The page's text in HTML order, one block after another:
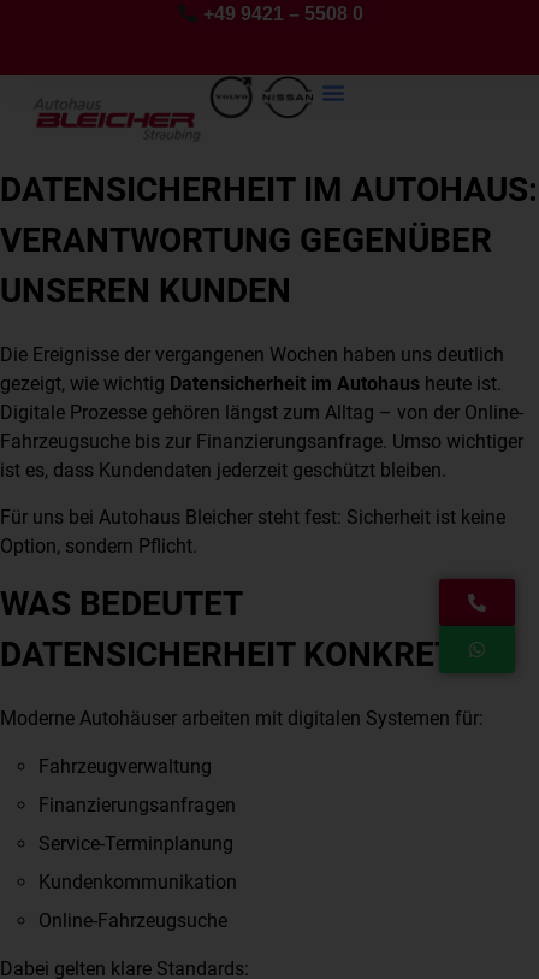
+49 9421 – 5508 0
DATENSICHERHEIT IM AUTOHAUS:
VERANTWORTUNG GEGENÜBER
UNSEREN KUNDEN
Die Ereignisse der vergangenen Wochen haben uns deutlich
gezeigt, wie wichtig Datensicherheit im Autohaus heute ist.
Digitale Prozesse gehören längst zum Alltag – von der Online-
Fahrzeugsuche bis zur Finanzierungsanfrage. Umso wichtiger
ist es, dass Kundendaten jederzeit geschützt bleiben.
Für uns bei Autohaus Bleicher steht fest: Sicherheit ist keine
Option, sondern Pflicht.
WAS BEDEUTET
DATENSICHERHEIT KONKRET?
Moderne Autohäuser arbeiten mit digitalen Systemen für:
Fahrzeugverwaltung
Finanzierungsanfragen
Service-Terminplanung
Kundenkommunikation
Online-Fahrzeugsuche
Dabei gelten klare Standards: